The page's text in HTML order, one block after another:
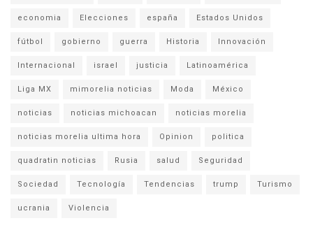
economia Elecciones españa Estados Unidos
fútbol gobierno guerra Historia Innovación
Internacional israel justicia Latinoamérica
Liga MX mimorelia noticias Moda México
noticias noticias michoacan noticias morelia
noticias morelia ultima hora Opinion politica
quadratin noticias Rusia salud Seguridad
Sociedad Tecnología Tendencias trump Turismo
ucrania Violencia